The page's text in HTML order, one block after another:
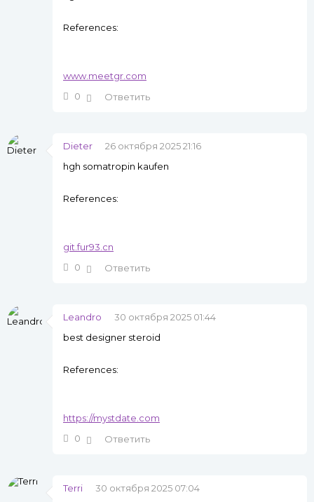
References:
www.meetgr.com
0
Ответить
Dieter
26 октября 2025 21:16
hgh somatropin kaufen
References:
git.fur93.cn
0
Ответить
Leandro
30 октября 2025 01:44
best designer steroid
References:
https://mystdate.com
0
Ответить
Terri
30 октября 2025 07:04